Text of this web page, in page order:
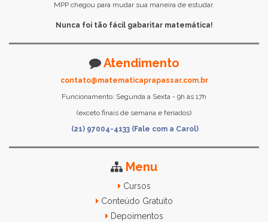
MPP chegou para mudar sua maneira de estudar.
Nunca foi tão fácil gabaritar matemática!
Atendimento
contato@matematicaprapassar.com.br
Funcionamento: Segunda a Sexta - 9h às 17h
(exceto finais de semana e feriados)
(21) 97004-4133 (Fale com a Carol)
Menu
Cursos
Conteúdo Gratuito
Depoimentos